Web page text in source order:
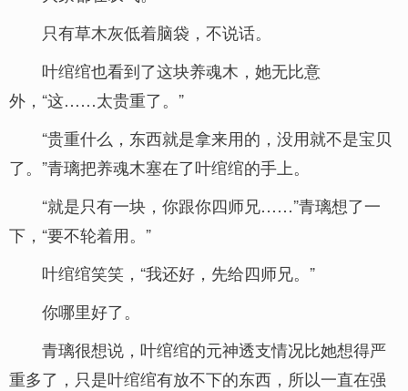
只有草木灰低着脑袋，不说话。
叶绾绾也看到了这块养魂木，她无比意
外，“这……太贵重了。”
“贵重什么，东西就是拿来用的，没用就不是宝贝
了。”青璃把养魂木塞在了叶绾绾的手上。
“就是只有一块，你跟你四师兄……”青璃想了一
下，“要不轮着用。”
叶绾绾笑笑，“我还好，先给四师兄。”
你哪里好了。
青璃很想说，叶绾绾的元神透支情况比她想得严
重多了，只是叶绾绾有放不下的东西，所以一直在强